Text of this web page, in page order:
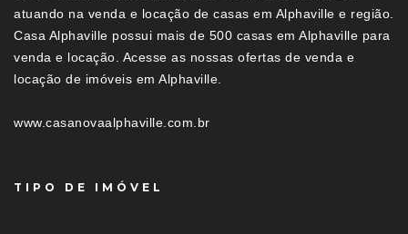
atuando na venda e locação de casas em Alphaville e região.
Casa Alphaville possui mais de 500 casas em Alphaville para
venda e locação. Acesse as nossas ofertas de venda e
locação de imóveis em Alphaville.
www.casanovaalphaville.com.br
TIPO DE IMÓVEL